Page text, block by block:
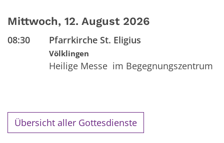
Mittwoch, 12. August 2026
08:30 Pfarrkirche St. Eligius
Völklingen
Heilige Messe im Begegnungszentrum
Übersicht aller Gottesdienste